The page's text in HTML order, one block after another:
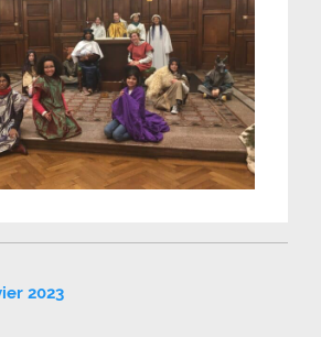
2023